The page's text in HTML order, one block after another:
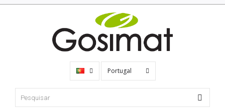
Portugal